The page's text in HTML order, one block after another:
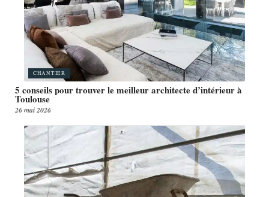
CHANTIER
5 conseils pour trouver le meilleur architecte d’intérieur à
Toulouse
26 mai 2026